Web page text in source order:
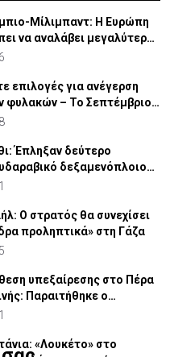
Μίλιμπαντ: Η Ευρώπη
να αναλάβει μεγαλύτερο
στην άμυνά της
επιλογές για ανέγερση
φυλακών – Το Σεπτέμβριο
Plan»
Έπληξαν δεύτερο
δεξαμενόπλοιο
Κόλπο του Άντεν
Ο στρατός θα συνεχίσει
προληπτικά» στη Γάζα
υπεξαίρεσης στο Πέρα
Παραιτήθηκε ο
(ΒΙΝΤΕΟ)
«Λουκέτο» στο